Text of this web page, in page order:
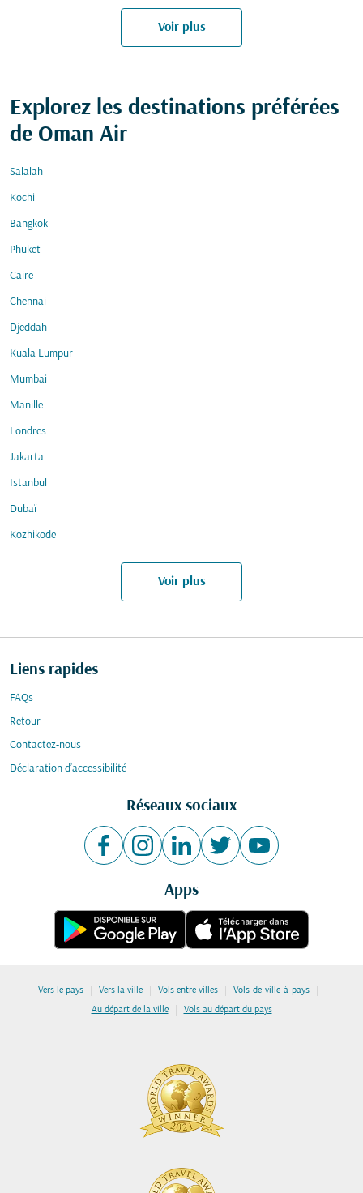
Voir plus
Explorez les destinations préférées
de Oman Air
Salalah
Kochi
Bangkok
Phuket
Caire
Chennai
Djeddah
Kuala Lumpur
Mumbai
Manille
Londres
Jakarta
Istanbul
Dubaï
Kozhikode
Voir plus
Liens rapides
FAQs
Retour
Contactez-nous
Déclaration d’accessibilité
Réseaux sociaux
Apps
Vers le pays | Vers la ville | Vols entre villes | Vols-de-ville-à-pays |
Au départ de la ville | Vols au départ du pays